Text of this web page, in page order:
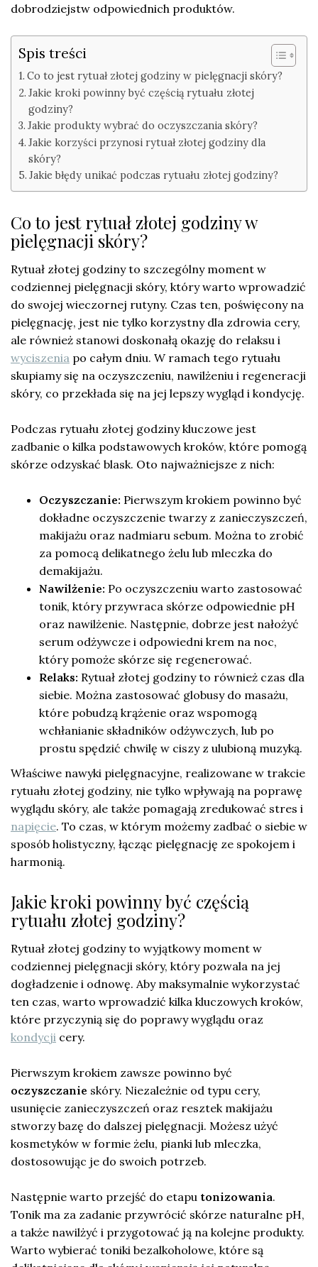
dobrodziejstw odpowiednich produktów.
Spis treści
Co to jest rytuał złotej godziny w pielęgnacji skóry?
Jakie kroki powinny być częścią rytuału złotej
godziny?
Jakie produkty wybrać do oczyszczania skóry?
Jakie korzyści przynosi rytuał złotej godziny dla
skóry?
Jakie błędy unikać podczas rytuału złotej godziny?
Co to jest rytuał złotej godziny w
pielęgnacji skóry?
Rytuał złotej godziny to szczególny moment w
codziennej pielęgnacji skóry, który warto wprowadzić
do swojej wieczornej rutyny. Czas ten, poświęcony na
pielęgnację, jest nie tylko korzystny dla zdrowia cery,
ale również stanowi doskonałą okazję do relaksu i
wyciszenia po całym dniu. W ramach tego rytuału
skupiamy się na oczyszczeniu, nawilżeniu i regeneracji
skóry, co przekłada się na jej lepszy wygląd i kondycję.
Podczas rytuału złotej godziny kluczowe jest
zadbanie o kilka podstawowych kroków, które pomogą
skórze odzyskać blask. Oto najważniejsze z nich:
Oczyszczanie: Pierwszym krokiem powinno być
dokładne oczyszczenie twarzy z zanieczyszczeń,
makijażu oraz nadmiaru sebum. Można to zrobić
za pomocą delikatnego żelu lub mleczka do
demakijażu.
Nawilżenie: Po oczyszczeniu warto zastosować
tonik, który przywraca skórze odpowiednie pH
oraz nawilżenie. Następnie, dobrze jest nałożyć
serum odżywcze i odpowiedni krem na noc,
który pomoże skórze się regenerować.
Relaks: Rytuał złotej godziny to również czas dla
siebie. Można zastosować globusy do masażu,
które pobudzą krążenie oraz wspomogą
wchłanianie składników odżywczych, lub po
prostu spędzić chwilę w ciszy z ulubioną muzyką.
Właściwe nawyki pielęgnacyjne, realizowane w trakcie
rytuału złotej godziny, nie tylko wpływają na poprawę
wyglądu skóry, ale także pomagają zredukować stres i
napięcie. To czas, w którym możemy zadbać o siebie w
sposób holistyczny, łącząc pielęgnację ze spokojem i
harmonią.
Jakie kroki powinny być częścią
rytuału złotej godziny?
Rytuał złotej godziny to wyjątkowy moment w
codziennej pielęgnacji skóry, który pozwala na jej
dogładzenie i odnowę. Aby maksymalnie wykorzystać
ten czas, warto wprowadzić kilka kluczowych kroków,
które przyczynią się do poprawy wyglądu oraz
kondycji cery.
Pierwszym krokiem zawsze powinno być
oczyszczanie skóry. Niezależnie od typu cery,
usunięcie zanieczyszczeń oraz resztek makijażu
stworzy bazę do dalszej pielęgnacji. Możesz użyć
kosmetyków w formie żelu, pianki lub mleczka,
dostosowując je do swoich potrzeb.
Następnie warto przejść do etapu tonizowania.
Tonik ma za zadanie przywrócić skórze naturalne pH,
a także nawilżyć i przygotować ją na kolejne produkty.
Warto wybierać toniki bezalkoholowe, które są